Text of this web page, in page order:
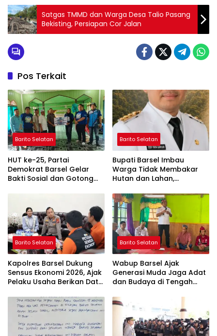
Satgas TMMD dan Warga Desa Talio Pasang
Bekisting, Persiapan Cor Jalan
Pos Terkait
Barito Selatan
HUT ke-25, Partai
Demokrat Barsel Gelar
Bakti Sosial dan Gotong
Ashfiya
Barito Selatan
Bupati Barsel Imbau
Warga Tidak Membakar
Hutan dan Lahan,
Bebas Kabut Asap
Barito Selatan
Kapolres Barsel Dukung
Sensus Ekonomi 2026, Ajak
Pelaku Usaha Berikan Data
Barito Selatan
Wabup Barsel Ajak
Generasi Muda Jaga Adat
dan Budaya di Tengah